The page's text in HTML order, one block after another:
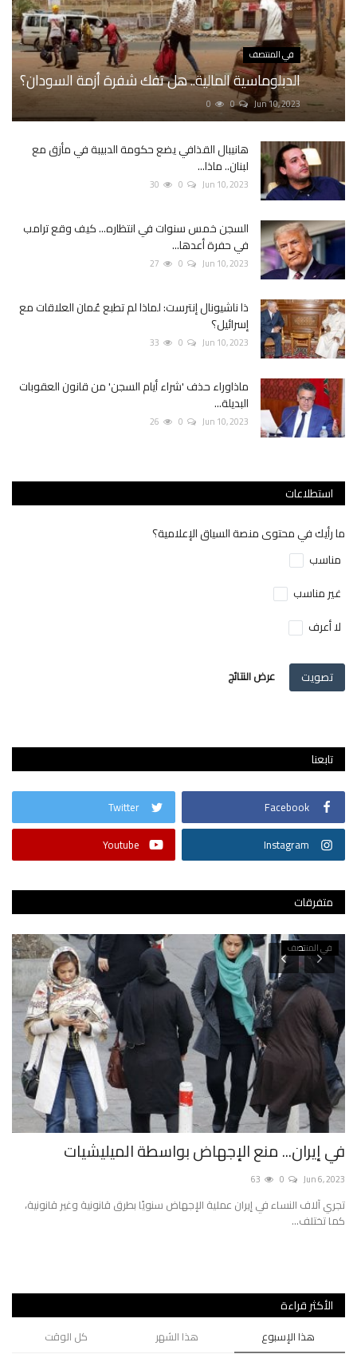
في المنتصف
الدبلوماسية المالية.. هل تفك شفرة أزمة السودان؟
Jun 10, 2023
0
0
هانيبال القذافي يضع حكومة الدبيبة في مأزق مع
لبنان.. ماذا...
Jun 10, 2023
0
30
السجن خمس سنوات في انتظاره... كيف وقع ترامب
في حفرة أعدها...
Jun 10, 2023
0
27
ذا ناشيونال إنترست: لماذا لم تطبع عُمان العلاقات مع
إسرائيل؟
Jun 10, 2023
0
33
ماذاوراء حذف 'شراء أيام السجن' من قانون العقوبات
البديلة...
Jun 10, 2023
0
26
استطلاعات
ما رأيك في محتوى منصة السياق الإعلامية؟
مناسب
غير مناسب
لا أعرف
تصويت عرض النتائج
تابعنا
Facebook
Twitter
Instagram
Youtube
متفرقات
في المنتصف
التايمز: ليبيا تطارد قوارب المهاجرين بالطائرات المُسيرة
Jun 7, 2023
0
45
ضربات الطائرات من دون طيار، التي بدأت 25 مايو الماضي، دمرت سبعة قوارب
وصهاريج وقود...
الأكثر قراءة
هذا الإسبوع هذا الشهر كل الوقت